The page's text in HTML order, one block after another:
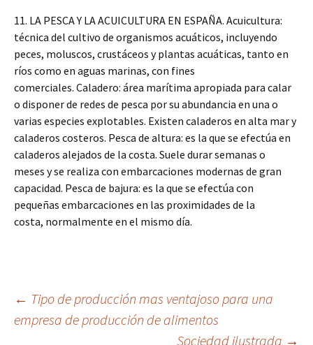
11. LA PESCA Y LA ACUICULTURA EN ESPAÑA. Acuicultura:
técnica del cultivo de organismos acuáticos, incluyendo
peces, moluscos, crustáceos y plantas acuáticas, tanto en
ríos como en aguas marinas, con fines
comerciales. Caladero: área marítima apropiada para calar
o disponer de redes de pesca por su abundancia en una o
varias especies explotables. Existen caladeros en alta mar y
caladeros costeros. Pesca de altura: es la que se efectúa en
caladeros alejados de la costa. Suele durar semanas o
meses y se realiza con embarcaciones modernas de gran
capacidad. Pesca de bajura: es la que se efectúa con
pequeñas embarcaciones en las proximidades de la
costa, normalmente en el mismo día.
Navegación
← Tipo de producción mas ventajoso para una
empresa de producción de alimentos
Sociedad ilustrada →